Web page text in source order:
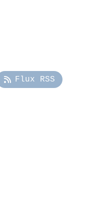
Flux RSS